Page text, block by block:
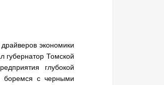
экономики
губернатор Томской
глубокой
боремся с черными